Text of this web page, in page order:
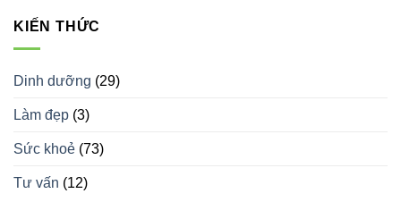
KIẾN THỨC
Dinh dưỡng (29)
Làm đẹp (3)
Sức khoẻ (73)
Tư vấn (12)